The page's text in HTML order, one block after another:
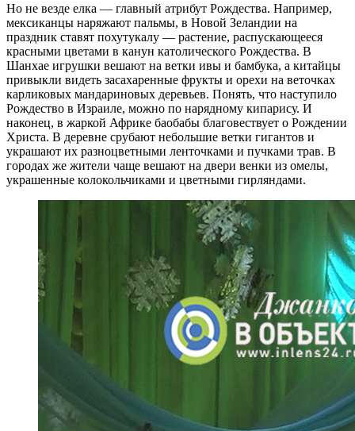
Но не везде елка — главный атрибут Рождества. Например,
мексиканцы наряжают пальмы, в Новой Зеландии на
праздник ставят похутукалу — растение, распускающееся
красными цветами в канун католического Рождества. В
Шанхае игрушки вешают на ветки ивы и бамбука, а китайцы
привыкли видеть засахаренные фрукты и орехи на веточках
карликовых мандариновых деревьев. Понять, что наступило
Рождество в Израиле, можно по нарядному кипарису. И
наконец, в жаркой Африке баобабы благовествует о Рождении
Христа. В деревне срубают небольшие ветки гигантов и
украшают их разноцветными ленточками и пучками трав. В
городах же жители чаще вешают на двери венки из омелы,
украшенные колокольчиками и цветными гирляндами.